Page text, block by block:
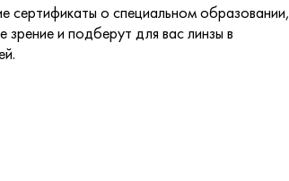
о специальном образовании,
и подберут для вас линзы в